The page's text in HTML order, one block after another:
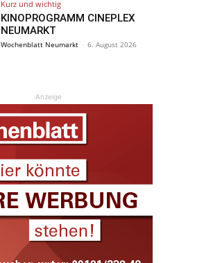
Kurz und wichtig
KINOPROGRAMM CINEPLEX
NEUMARKT
Wochenblatt Neumarkt - 6. August 2026
Anzeige